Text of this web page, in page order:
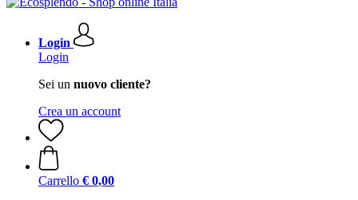
Login
Login
Sei un nuovo cliente?
Crea un account
Carrello € 0,00